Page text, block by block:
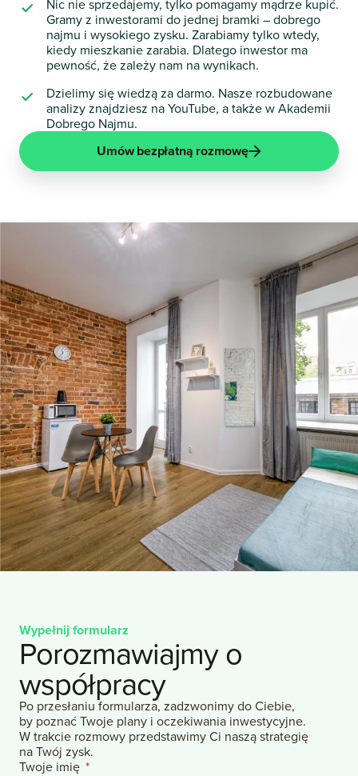
Nic nie sprzedajemy, tylko pomagamy mądrze kupić.
Gramy z inwestorami do jednej bramki – dobrego
najmu i wysokiego zysku. Zarabiamy tylko wtedy,
kiedy mieszkanie zarabia. Dlatego inwestor ma
pewność, że zależy nam na wynikach.
Dzielimy się wiedzą za darmo. Nasze rozbudowane
analizy znajdziesz na YouTube, a także w Akademii
Dobrego Najmu.
Umów bezpłatną rozmowę
Wypełnij formularz
Porozmawiajmy o
współpracy
Po przesłaniu formularza, zadzwonimy do Ciebie,
by poznać Twoje plany i oczekiwania inwestycyjne.
W trakcie rozmowy przedstawimy Ci naszą strategię
na Twój zysk.
Twoje imię